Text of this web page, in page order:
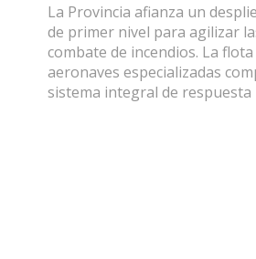
La Provincia afianza un
de primer nivel para agilizar
combate de incendios. La flota
aeronaves especializadas
sistema integral de respuesta